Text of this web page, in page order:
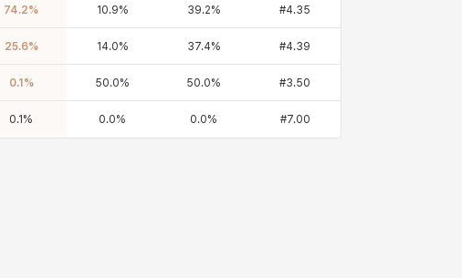
74.2% 10.9% 39.2% #4.35
25.6% 14.0% 37.4% #4.39
0.1% 50.0% 50.0% #3.50
0.1 % 0.0% 0.0% #7.00